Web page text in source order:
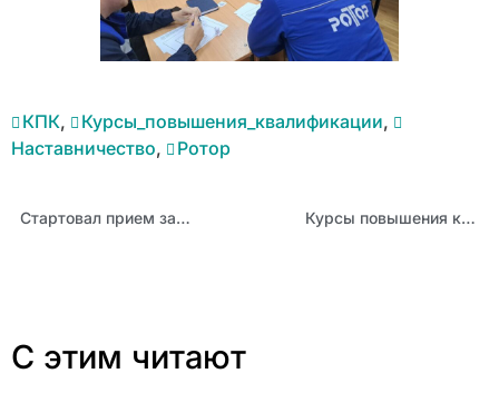
КПК, Курсы_повышения_квалификации,
Наставничество, Ротор
Стартовал прием заявок для участия в ежегодном краевом конкурсе «Интеллектуальный капитал Алтая» Курсы повышения квалификации для региональных тьюторов курса внеурочной деятельности «Разговоры о важном» стартовали в Москве
С этим читают